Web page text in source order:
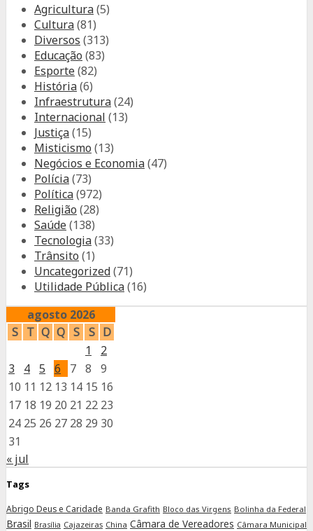
Agricultura(5)
Cultura(81)
Diversos (313)
Educação (83)
Esporte(82)
História(6)
Infraestrutura(24)
Internacional (13)
Justiça(15)
Misticismo (13)
Negócios e Economia(47)
Polícia(73)
Política(972)
Religião (28)
Saúde(138)
Tecnologia(33)
Trânsito (1)
Uncategorized(71)
Utilidade Pública(16)
agosto 2026
S
T Q Q S S D
1
2
3
4 5 6 7 8
9
10 11 12 13 14 15 16
17 18 19 20 21 22 23
24 25 26 27 28 29 30
31
« jul
Tags
Abrigo Deus e Caridade Banda Grafith Bloco das Virgens Bolinha da Federal
Brasil Brasília Cajazeiras China Câmara de Vereadores Câmara Municipal